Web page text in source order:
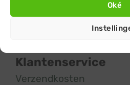
Oké
Kerstverlichtingen
Klantenservice
Verzendkosten